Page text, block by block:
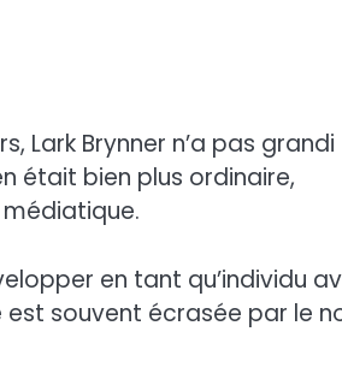
Lark Brynner n’a pas grandi
était bien plus ordinaire,
en tant qu’individu
est souvent écrasée par le